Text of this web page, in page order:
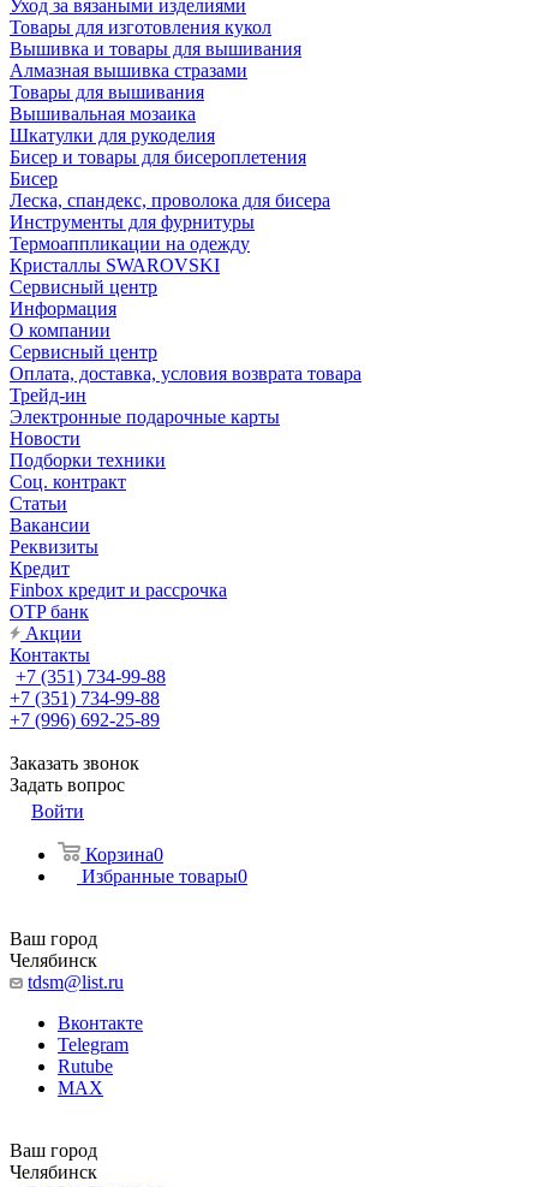
Уход за вязаными изделиями
Товары для изготовления кукол
Вышивка и товары для вышивания
Алмазная вышивка стразами
Товары для вышивания
Вышивальная мозаика
Шкатулки для рукоделия
Бисер и товары для бисероплетения
Бисер
Леска, спандекс, проволока для бисера
Инструменты для фурнитуры
Термоаппликации на одежду
Кристаллы SWAROVSKI
Сервисный центр
Информация
О компании
Сервисный центр
Оплата, доставка, условия возврата товара
Трейд-ин
Электронные подарочные карты
Новости
Подборки техники
Соц. контракт
Статьи
Вакансии
Реквизиты
Кредит
Finbox кредит и рассрочка
OTP банк
Акции
Контакты
+7 (351) 734-99-88
+7 (351) 734-99-88
+7 (996) 692-25-89
Заказать звонок
Задать вопрос
Войти
Корзина0
Избранные товары0
Ваш город
Челябинск
tdsm@list.ru
Вконтакте
Telegram
Rutube
MAX
Ваш город
Челябинск